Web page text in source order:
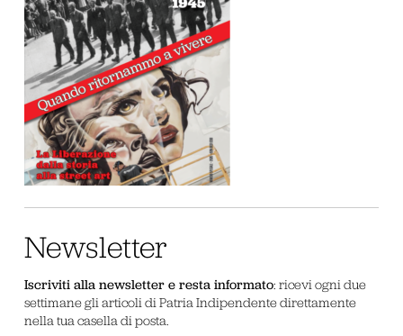
Newsletter
Iscriviti alla newsletter e resta informato: ricevi ogni due
settimane gli articoli di Patria Indipendente direttamente
nella tua casella di posta.